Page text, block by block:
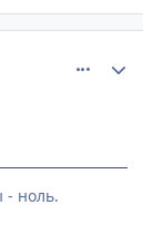
- ноль.